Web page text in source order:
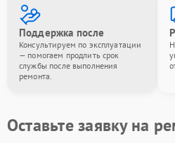
Поддержка после
Консультируем по эксплуатации
— помогаем продлить срок
службы после выполнения
ремонта.
Оставьте заявку на